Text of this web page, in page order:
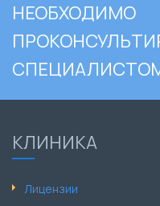
НЕОБХОДИМО
КЛИНИКА
Лицензии